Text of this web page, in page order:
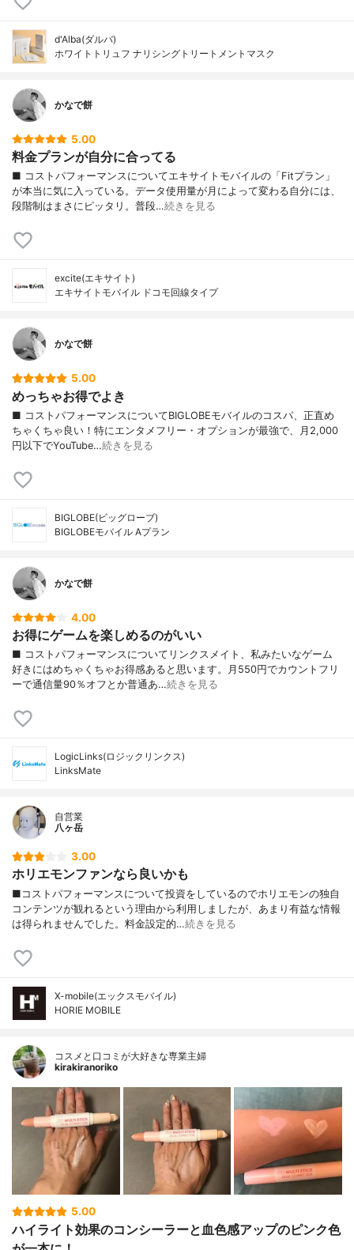
d'Alba(ダルバ)
ホワイトトリュフ ナリシングトリートメントマスク
かなで餅
5.00
料金プランが自分に合ってる
■ コストパフォーマンスについてエキサイトモバイルの「Fitプラン」
が本当に気に入っている。データ使用量が月によって変わる自分には、
段階制はまさにピッタリ。普段…続きを見る
excite(エキサイト)
エキサイトモバイル ドコモ回線タイプ
かなで餅
5.00
めっちゃお得でよき
■ コストパフォーマンスについてBIGLOBEモバイルのコスパ、正直め
ちゃくちゃ良い！特にエンタメフリー・オプションが最強で、月2,000
円以下でYouTube…続きを見る
BIGLOBE(ビッグローブ)
BIGLOBEモバイル Aプラン
かなで餅
4.00
お得にゲームを楽しめるのがいい
■ コストパフォーマンスについてリンクスメイト、私みたいなゲーム
好きにはめちゃくちゃお得感あると思います。月550円でカウントフリ
ーで通信量90％オフとか普通あ…続きを見る
LogicLinks(ロジックリンクス)
LinksMate
自営業
八ヶ岳
3.00
ホリエモンファンなら良いかも
■コストパフォーマンスについて投資をしているのでホリエモンの独自
コンテンツが観れるという理由から利用しましたが、あまり有益な情報
は得られませんでした。料金設定的…続きを見る
X-mobile(エックスモバイル)
HORIE MOBILE
コスメと口コミが大好きな専業主婦
kirakiranoriko
5.00
ハイライト効果のコンシーラーと血色感アップのピンク色